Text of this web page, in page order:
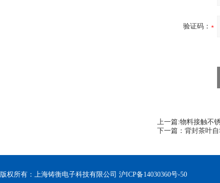
验证码：
上一篇:物料接触不
下一篇： 背封茶叶
版权所有：上海铸衡电子科技有限公司 沪ICP备14030360号-50